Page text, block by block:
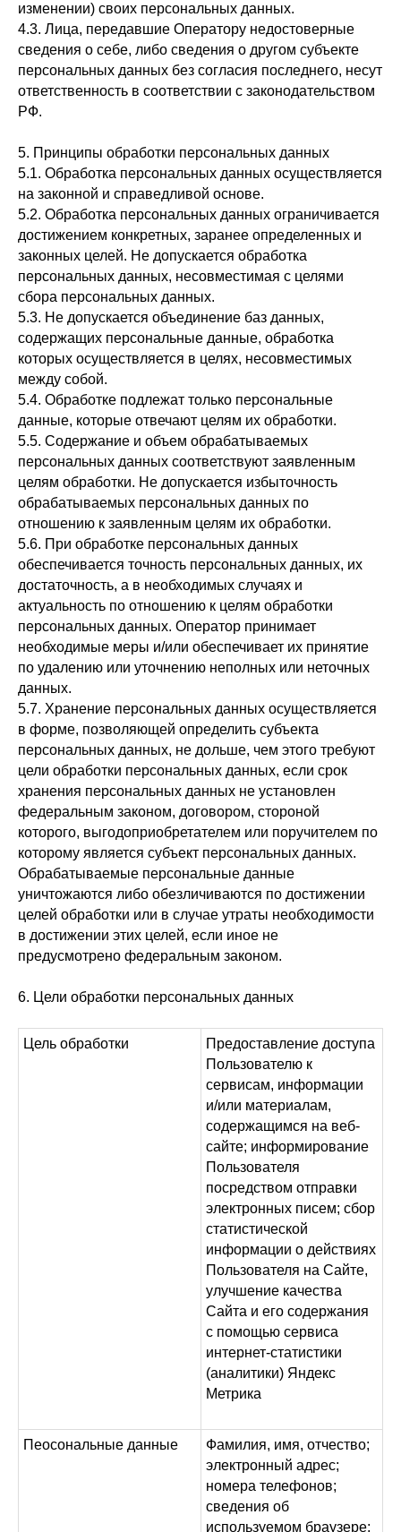
изменении) своих персональных данных.
4.3. Лица, передавшие Оператору недостоверные
сведения о себе, либо сведения о другом субъекте
персональных данных без согласия последнего, несут
ответственность в соответствии с законодательством
РФ.
5. Принципы обработки персональных данных
5.1. Обработка персональных данных осуществляется
на законной и справедливой основе.
5.2. Обработка персональных данных ограничивается
достижением конкретных, заранее определенных и
законных целей. Не допускается обработка
персональных данных, несовместимая с целями
сбора персональных данных.
5.3. Не допускается объединение баз данных,
содержащих персональные данные, обработка
которых осуществляется в целях, несовместимых
между собой.
5.4. Обработке подлежат только персональные
данные, которые отвечают целям их обработки.
5.5. Содержание и объем обрабатываемых
персональных данных соответствуют заявленным
целям обработки. Не допускается избыточность
обрабатываемых персональных данных по
отношению к заявленным целям их обработки.
5.6. При обработке персональных данных
обеспечивается точность персональных данных, их
достаточность, а в необходимых случаях и
актуальность по отношению к целям обработки
персональных данных. Оператор принимает
необходимые меры и/или обеспечивает их принятие
по удалению или уточнению неполных или неточных
данных.
5.7. Хранение персональных данных осуществляется
в форме, позволяющей определить субъекта
персональных данных, не дольше, чем этого требуют
цели обработки персональных данных, если срок
хранения персональных данных не установлен
федеральным законом, договором, стороной
которого, выгодоприобретателем или поручителем по
которому является субъект персональных данных.
Обрабатываемые персональные данные
уничтожаются либо обезличиваются по достижении
целей обработки или в случае утраты необходимости
в достижении этих целей, если иное не
предусмотрено федеральным законом.
6. Цели обработки персональных данных
Цель обработки
Предоставление доступа
Пользователю к
сервисам, информации
и/или материалам,
содержащимся на веб-
сайте; информирование
Пользователя
посредством отправки
электронных писем; сбор
статистической
информации о действиях
Пользователя на Сайте,
улучшение качества
Сайта и его содержания
с помощью сервиса
интернет-статистики
(аналитики) Яндекс
Метрика
Пеосональные данные
Фамилия, имя, отчество;
электронный адрес;
номера телефонов;
сведения об
используемом браузере;